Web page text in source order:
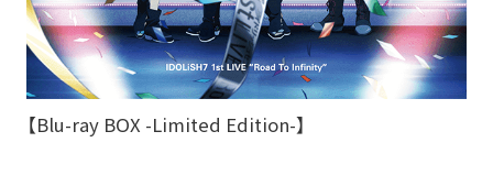
【Blu-ray BOX -Limited Edition-】